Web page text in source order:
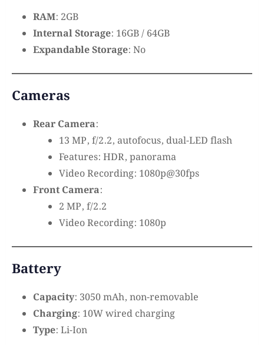
RAM: 2GB
Internal Storage: 16GB / 64GB
Expandable Storage: No
Cameras
Rear Camera:
13 MP, f/2.2, autofocus, dual-LED flash
Features: HDR, panorama
Video Recording: 1080p@30fps
Front Camera:
2 MP, f/2.2
Video Recording: 1080p
Battery
Capacity: 3050 mAh, non-removable
Charging: 10W wired charging
Type: Li-Ion